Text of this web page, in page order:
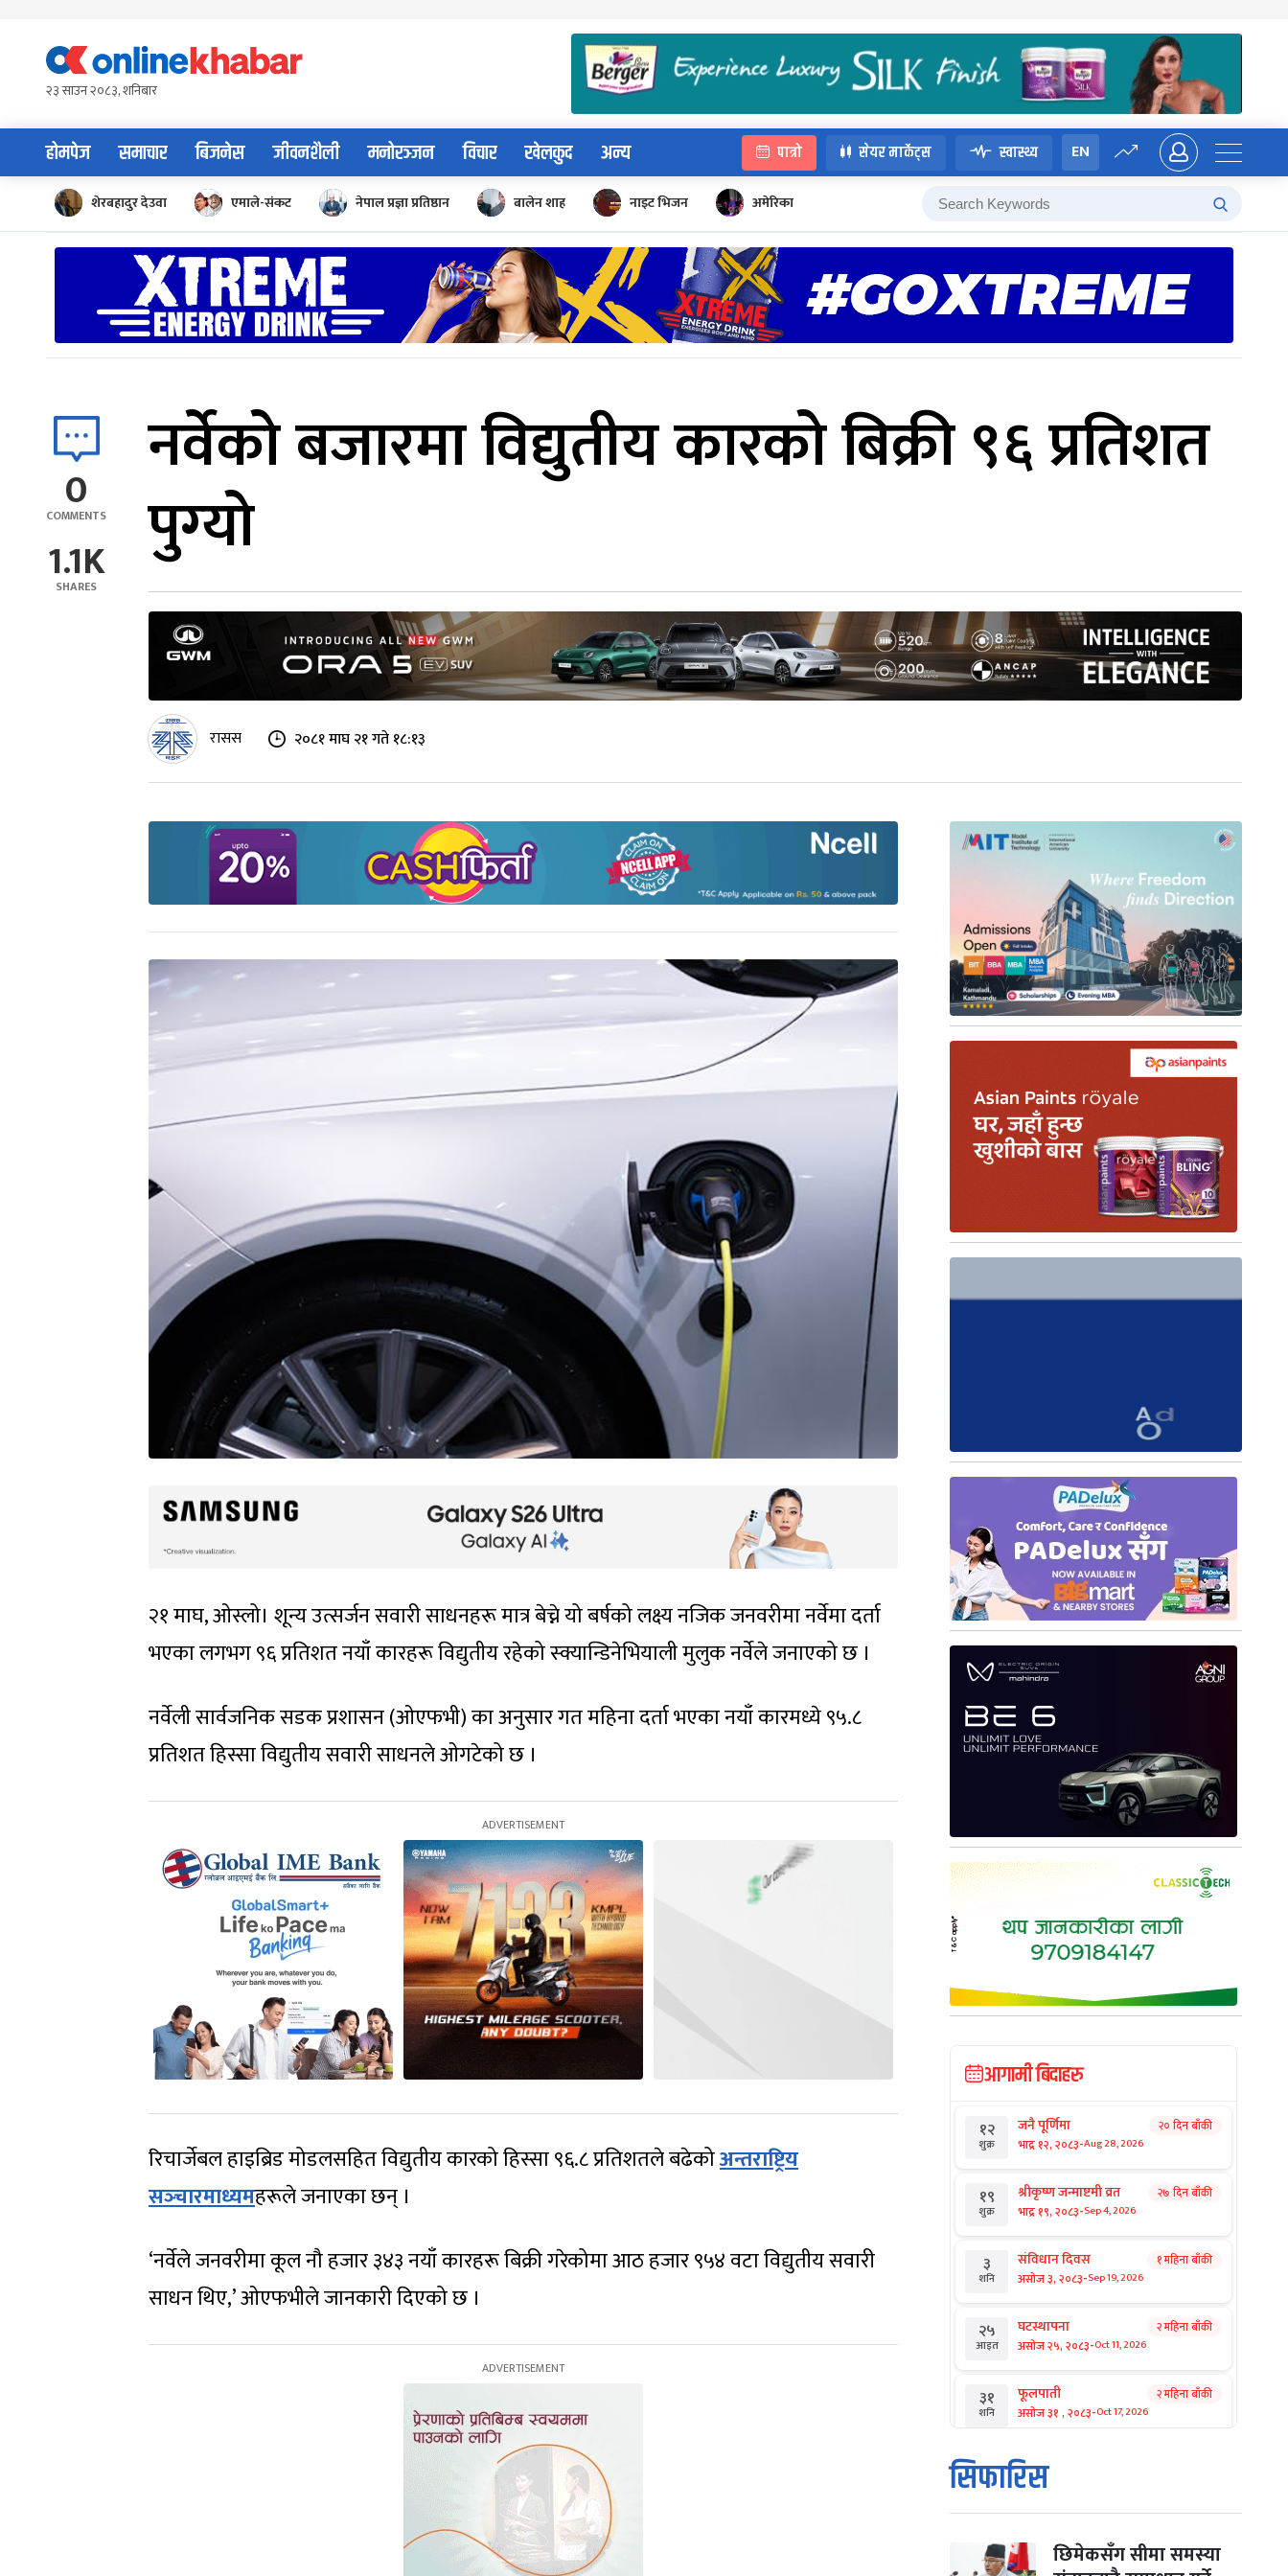
content२३ साउन २०८३, शनिबार
होमपेज समाचार बिजनेस जीवनशैली मनोरञ्जन विचार खेलकुद अन्य पात्रो सेयर मार्केट्स स्वास्थ्य EN
शेरबहादुर देउवा एमाले-संकट नेपाल प्रज्ञा प्रतिष्ठान बालेन शाह नाइट भिजन अमेरिका
0
COMMENTS
1.1K
SHARES
नर्वेको बजारमा विद्युतीय कारको बिक्री ९६ प्रतिशत
पुग्‍यो
रासस २०८१ माघ २१ गते १८:१३
२१ माघ, ओस्लो। शून्य उत्सर्जन सवारी साधनहरू मात्र बेच्ने यो बर्षको लक्ष्य नजिक जनवरीमा नर्वेमा दर्ता
भएका लगभग ९६ प्रतिशत नयाँ कारहरू विद्युतीय रहेको स्क्यान्डिनेभियाली मुलुक नर्वेले जनाएको छ ।
नर्वेली सार्वजनिक सडक प्रशासन (ओएफभी) का अनुसार गत महिना दर्ता भएका नयाँ कारमध्ये ९५.८
प्रतिशत हिस्सा विद्युतीय सवारी साधनले ओगटेको छ ।
रिचार्जेबल हाइब्रिड मोडलसहित विद्युतीय कारको हिस्सा ९६.८ प्रतिशतले बढेकोअन्तराष्ट्रिय
सञ्‍चारमाध्यमहरूले जनाएका छन् ।
‘नर्वेले जनवरीमा कूल नौ हजार ३४३ नयाँ कारहरू बिक्री गरेकोमा आठ हजार ९५४ वटा विद्युतीय सवारी
साधन थिए,’ ओएफभीले जानकारी दिएको छ ।
आगामी बिदाहरु
१२
शुक्र
जनै पूर्णिमा
भाद्र १२, २०८३-Aug 28, 2026
२० दिन बाँकी
१९
शुक्र
श्रीकृष्ण जन्माष्टमी व्रत
भाद्र १९, २०८३-Sep 4, 2026
२७ दिन बाँकी
३
शनि
संविधान दिवस
असोज ३, २०८३-Sep 19, 2026
१ महिना बाँकी
२५
आइत
घटस्थापना
असोज २५, २०८३-Oct 11, 2026
२ महिना बाँकी
३१
शनि
फूलपाती
असोज ३१ , २०८३-Oct 17, 2026
२ महिना बाँकी
१
आइत
कार्तिक सङ्क्रान्ति
कार्तिक १, २०८३
मंगल कार्तिक ३, २०८३-Oct 20, 2026
सिफारिस
छिमेकसँग सीमा समस्या